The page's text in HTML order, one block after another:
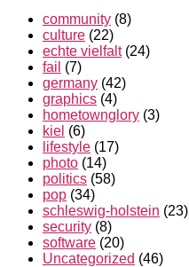
community (8)
culture (22)
echte vielfalt(24)
fail (7)
germany (42)
graphics (4)
hometownglory (3)
kiel (6)
lifestyle (17)
photo (14)
politics (58)
pop (34)
schleswig-holstein (23)
security (8)
software (20)
Uncategorized (46)